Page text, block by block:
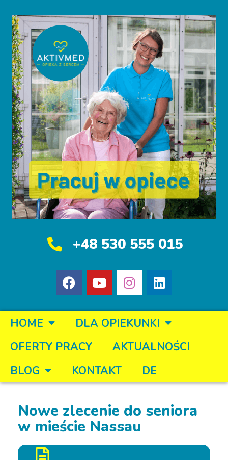
+48 530 555 015
HOME
DLA OPIEKUNKI
OFERTY PRACY
AKTUALNOŚCI
BLOG
KONTAKT DE
Nowe zlecenie do seniora
w mieście Nassau